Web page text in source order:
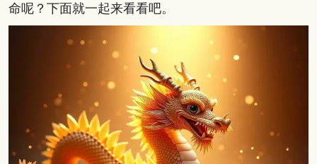
命呢？下面就一起来看看吧。